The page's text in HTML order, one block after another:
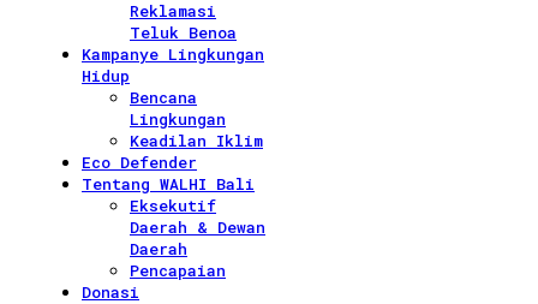
Reklamasi
Teluk Benoa
Kampanye Lingkungan
Hidup
Bencana
Lingkungan
Keadilan Iklim
Eco Defender
Tentang WALHI Bali
Eksekutif
Daerah & Dewan
Daerah
Pencapaian
Donasi